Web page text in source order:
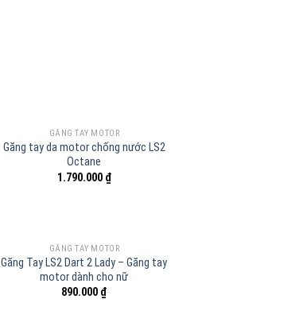
GĂNG TAY MOTOR
Găng tay da motor chống nước LS2
Octane
1.790.000 ₫
GĂNG TAY MOTOR
Găng Tay LS2 Dart 2 Lady – Găng tay
motor dành cho nữ
890.000 ₫